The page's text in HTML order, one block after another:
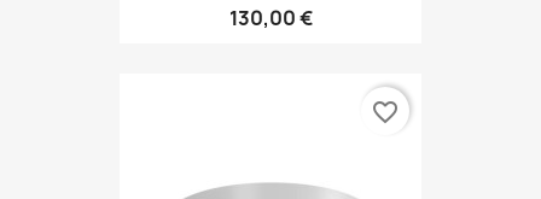
130,00 €
favorite_border